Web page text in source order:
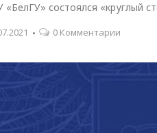
состоялся «круглый
0 Комментарии